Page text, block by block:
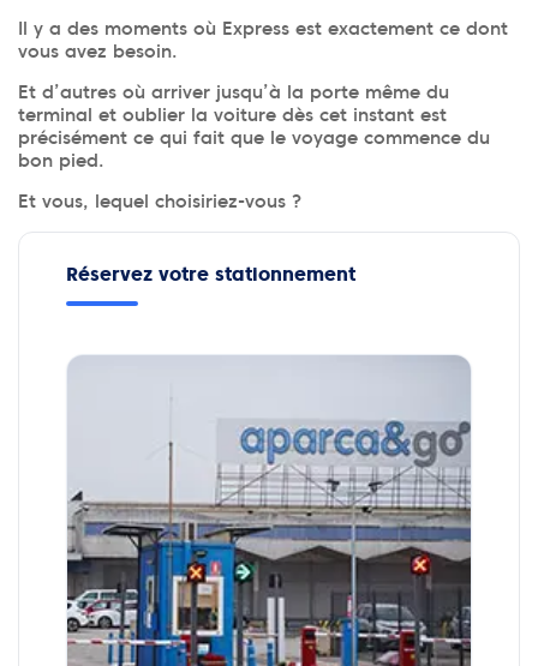
Il y a des moments où Express est exactement ce dont
vous avez besoin.
Et d’autres où arriver jusqu’à la porte même du
terminal et oublier la voiture dès cet instant est
précisément ce qui fait que le voyage commence du
bon pied.
Et vous, lequel choisiriez-vous ?
Réservez votre stationnement